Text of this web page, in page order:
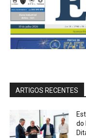
ARTIGOS RECENTES
do